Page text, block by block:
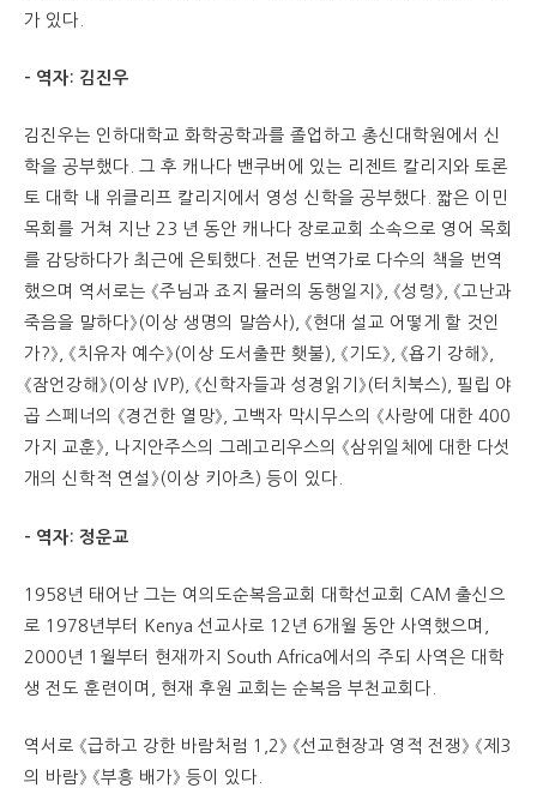
가 있다.
– 역자: 김진우
김진우는 인하대학교 화학공학과를 졸업하고 총신대학원에서 신
학을 공부했다. 그 후 캐나다 밴쿠버에 있는 리젠트 칼리지와 토론
토 대학 내 위클리프 칼리지에서 영성 신학을 공부했다. 짧은 이민
목회를 거쳐 지난 23 년 동안 캐나다 장로교회 소속으로 영어 목회
를 감당하다가 최근에 은퇴했다. 전문 번역가로 다수의 책을 번역
했으며 역서로는 《주님과 죠지 뮬러의 동행일지》, 《성령》, 《고난과
죽음을 말하다》(이상 생명의 말씀사), 《현대 설교 어떻게 할 것인
가?》, 《치유자 예수》(이상 도서출판 횃불), 《기도》, 《욥기 강해》,
《잠언강해》(이상 IVP), 《신학자들과 성경읽기》(터치북스), 필립 야
곱 스페너의 《경건한 열망》, 고백자 막시무스의 《사랑에 대한 400
가지 교훈》, 나지안주스의 그레고리우스의 《삼위일체에 대한 다섯
개의 신학적 연설》(이상 키아츠) 등이 있다.
– 역자: 정운교
1958년 태어난 그는 여의도순복음교회 대학선교회 CAM 출신으
로 1978년부터 Kenya 선교사로 12년 6개월 동안 사역했으며,
2000년 1월부터 현재까지 South Africa에서의 주되 사역은 대학
생 전도 훈련이며, 현재 후원 교회는 순복음 부천교회다.
역서로 《급하고 강한 바람처럼 1,2》 《선교현장과 영적 전쟁》 《제3
의 바람》 《부흥 배가》 등이 있다.